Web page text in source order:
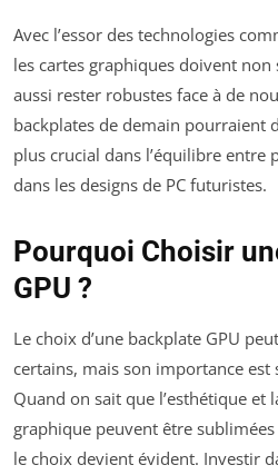
Avec l’essor des technologies
les cartes graphiques doivent
aussi rester robustes face à de
backplates de demain pourraient
plus crucial dans l’équilibre entre
dans les designs de PC futuristes.
Pourquoi Choisir
GPU ?
Le choix d’une backplate GPU
certains, mais son importance est
Quand on sait que l’esthétique et
graphique peuvent être
le choix devient évident. Investir